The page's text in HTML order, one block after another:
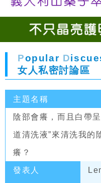
Popular D
女人私密討論區
主題名稱
陰部會癢，而且白帶
道清洗液”來清洗我的
癢？
發表人